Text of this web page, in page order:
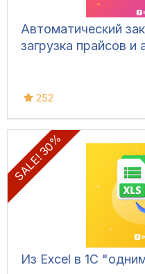
Автоматический
загрузка прайсов и
252
SALE! 30%
Из Excel в 1С